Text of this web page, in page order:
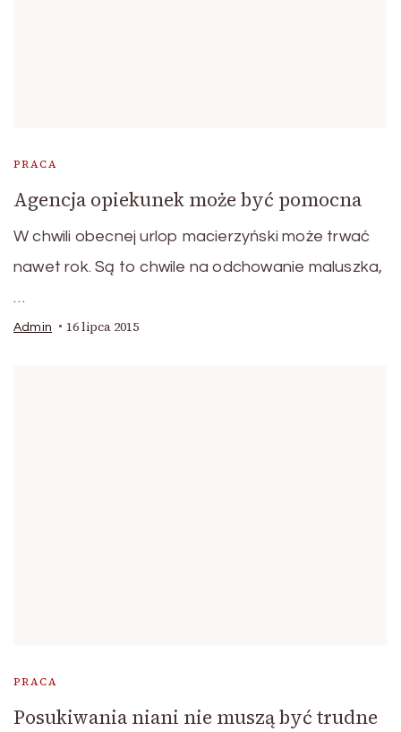
PRACA
Agencja opiekunek może być pomocna
W chwili obecnej urlop macierzyński może trwać
nawet rok. Są to chwile na odchowanie maluszka,
…
Admin 16 lipca 2015
PRACA
Posukiwania niani nie muszą być trudne